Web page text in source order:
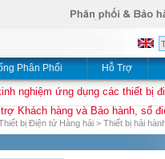
Phân Phối Hỗ Trợ
nghiệm ứng dụng các thiết bị
Khách hàng và Bảo hành, số
bị Điện tử Hàng hải > Thiết bị hải